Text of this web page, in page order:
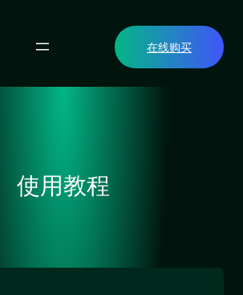
在线购买
使用教程